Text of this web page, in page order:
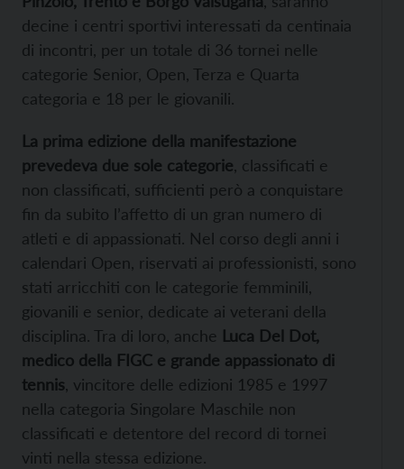
decine i centri sportivi interessati da centinaia
di incontri, per un totale di 36 tornei nelle
categorie Senior, Open, Terza e Quarta
categoria e 18 per le giovanili.
La prima edizione della manifestazione
prevedeva due sole categorie , classificati e
non classificati, sufficienti però a conquistare
fin da subito l’affetto di un gran numero di
atleti e di appassionati. Nel corso degli anni i
calendari Open, riservati ai professionisti, sono
stati arricchiti con le categorie femminili,
giovanili e senior, dedicate ai veterani della
disciplina. Tra di loro, anche Luca Del Dot,
medico della FIGC e grande appassionato di
tennis , vincitore delle edizioni 1985 e 1997
nella categoria Singolare Maschile non
classificati e detentore del record di tornei
vinti nella stessa edizione.